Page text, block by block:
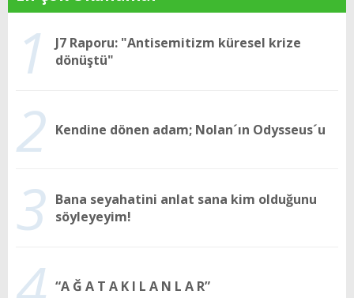
1
J7 Raporu: "Antisemitizm küresel krize
dönüştü"
2 Kendine dönen adam; Nolan´ın Odysseus´u
3 Bana seyahatini anlat sana kim olduğunu
söyleyeyim!
“A Ğ A T A K I L A N L A R”